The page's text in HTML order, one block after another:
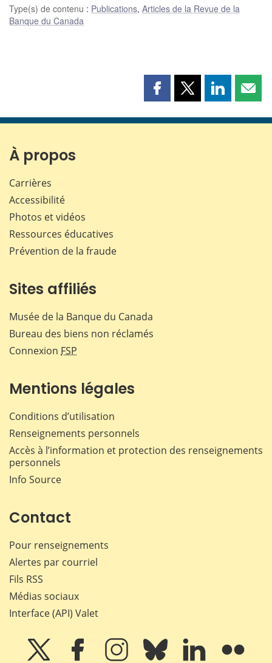
Type(s) de contenu : Publications, Articles de la Revue de la
Banque du Canada
Partager
page
Partager
page
Partager
page page
À propos
Carrières
Accessibilité
Photos et vidéos
Ressources éducatives
Prévention de la fraude
Sites affiliés
Musée de la Banque du Canada
Bureau des biens non réclamés
Connexion FSP
Mentions légales
Conditions d’utilisation
Renseignements personnels
Accès à l’information et protection des renseignements
personnels
Info Source
Contact
Pour renseignements
Alertes par courriel
Fils RSS
Médias sociaux
Interface (API) Valet